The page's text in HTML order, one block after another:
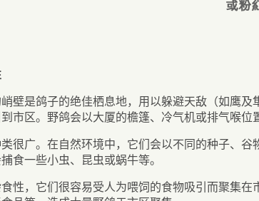
壁是鸽子的绝佳栖息地，用以躲避天敌（如鹰
市区。野鸽会以大厦的檐篷、冷气机或排气喉位
很广。在自然环境中，它们会以不同的种子、
食一些小虫、昆虫或蜗牛等。
性，它们很容易受人为喂饲的食物吸引而聚集